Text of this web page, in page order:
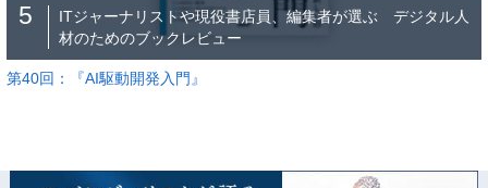
5
ITジャーナリストや現役書店員、編集者が選ぶ デジタル人
材のためのブックレビュー
第40回：『AI駆動開発入門』